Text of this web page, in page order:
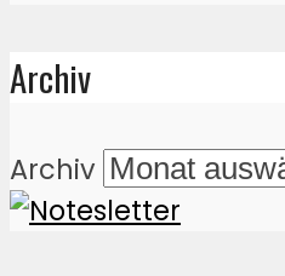
Archiv
Archiv